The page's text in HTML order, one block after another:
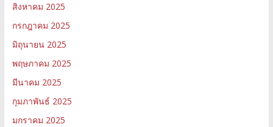
สิงหาคม 2025
กรกฎาคม 2025
มิถุนายน 2025
พฤษภาคม 2025
มีนาคม 2025
กุมภาพันธ์ 2025
มกราคม 2025